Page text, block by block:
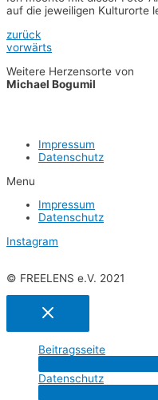
auf die jewei­li­gen Kul­tur­or­te
zurück
vor­wärts
Wei­te­re Her­zens­or­te von
Micha­el Bogumil
Impres­sum
Daten­schutz
Menu
Impres­sum
Daten­schutz
Instagram
© FREELENS e.V. 2021
Bei­trags­sei­te
Daten­schutz